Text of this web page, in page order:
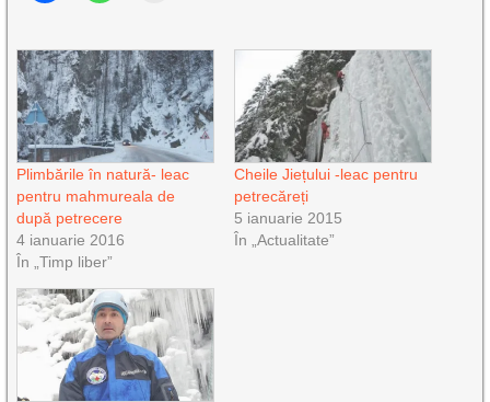
Plimbările în natură- leac
pentru mahmureala de
după petrecere
4 ianuarie 2016
În „Timp liber”
Cheile Jiețului -leac pentru
petrecăreți
5 ianuarie 2015
În „Actualitate”